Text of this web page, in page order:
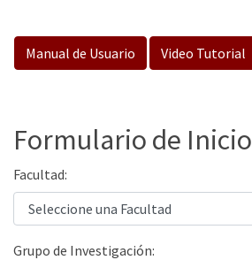
Manual de Usuario Video Tutorial
Formulario de Inicio
Facultad:
Grupo de Investigación: